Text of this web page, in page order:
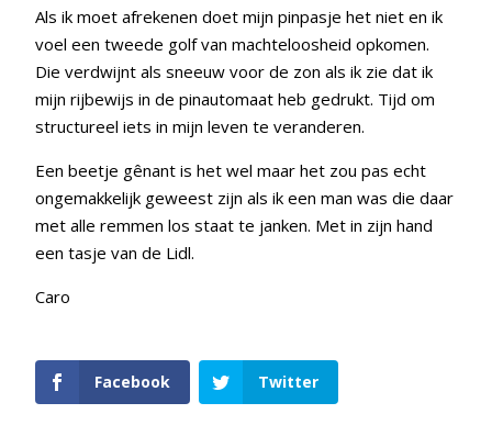
Als ik moet afrekenen doet mijn pinpasje het niet en ik
voel een tweede golf van machteloosheid opkomen.
Die verdwijnt als sneeuw voor de zon als ik zie dat ik
mijn rijbewijs in de pinautomaat heb gedrukt. Tijd om
structureel iets in mijn leven te veranderen.
Een beetje gênant is het wel maar het zou pas echt
ongemakkelijk geweest zijn als ik een man was die daar
met alle remmen los staat te janken. Met in zijn hand
een tasje van de Lidl.
Caro
Facebook Twitter